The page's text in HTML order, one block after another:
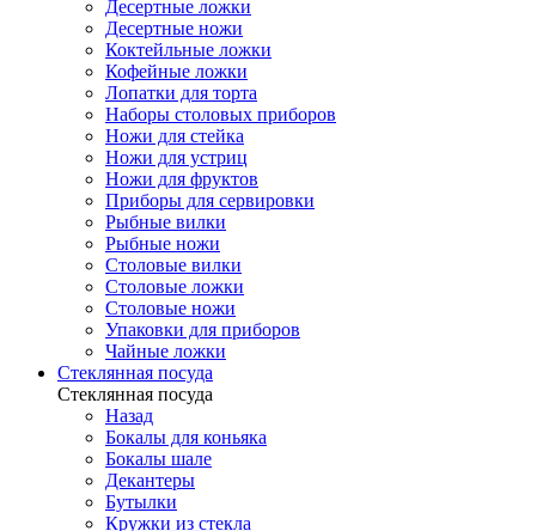
Десертные ложки
Десертные ножи
Коктейльные ложки
Кофейные ложки
Лопатки для торта
Наборы столовых приборов
Ножи для стейка
Ножи для устриц
Ножи для фруктов
Приборы для сервировки
Рыбные вилки
Рыбные ножи
Столовые вилки
Столовые ложки
Столовые ножи
Упаковки для приборов
Чайные ложки
Стеклянная посуда
Стеклянная посуда
Назад
Бокалы для коньяка
Бокалы шале
Декантеры
Бутылки
Кружки из стекла